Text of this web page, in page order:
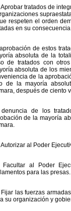
Aprobar tratados de
respeten el orden
en su
de estos
absoluta de la
de tratados con
absoluta de los
de la
de la mayoría
después de ciento
denuncia de los
de la mayoría
Autorizar al Poder
Facultar al Poder
para las presas.
Fijar las fuerzas
su organización y